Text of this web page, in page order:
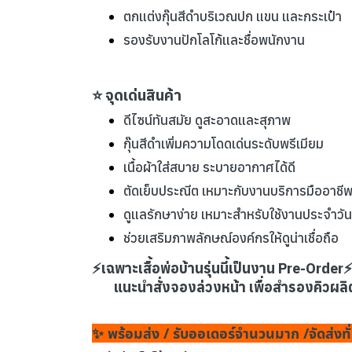
ตกแต่งกุ๊นสีดำบริเวณปก แขน และกระเป๋า
รองรับงานปักโลโก้และชื่อพนักงาน
⭐ จุดเด่นสินค้า
ดีไซน์ทันสมัย ดูสะอาดและสุภาพ
กุ๊นสีดำเพิ่มความโดดเด่นระดับพรีเมียม
เนื้อผ้าใส่สบาย ระบายอากาศได้ดี
ตัดเย็บประณีต เหมาะกับงานบริการมืออาชีพ
ดูแลรักษาง่าย เหมาะสำหรับใช้งานประจำวัน
ช่วยเสริมภาพลักษณ์องค์กรให้ดูน่าเชื่อถือ
⚡เฉพาะเสื้อพ่อบ้านรุ่นนี้เป็นงาน Pre-Order⚡
แนะนำสั่งจองล่วงหน้า เพื่อสำรองคิวผลิ
✨ พร้อมส่ง / รับออเดอร์จำนวนมาก /จัดส่งทั่